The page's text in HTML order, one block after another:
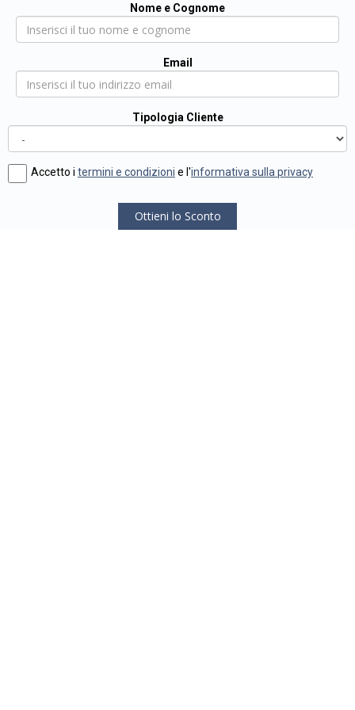
Nome e Cognome
Email
Tipologia Cliente
Accetto i termini e condizioni e l'informativa sulla privacy
Ottieni lo Sconto